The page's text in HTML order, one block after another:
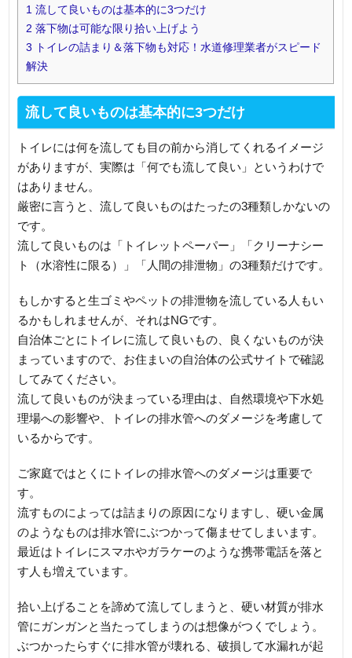
1 流して良いものは基本的に3つだけ
2 落下物は可能な限り拾い上げよう
3 トイレの詰まり＆落下物も対応！水道修理業者がスピード
解決
流して良いものは基本的に3つだけ
トイレには何を流しても目の前から消してくれるイメージ
がありますが、実際は「何でも流して良い」というわけで
はありません。
厳密に言うと、流して良いものはたったの3種類しかないの
です。
流して良いものは「トイレットペーパー」「クリーナシー
ト（水溶性に限る）」「人間の排泄物」の3種類だけです。
もしかすると生ゴミやペットの排泄物を流している人もい
るかもしれませんが、それはNGです。
自治体ごとにトイレに流して良いもの、良くないものが決
まっていますので、お住まいの自治体の公式サイトで確認
してみてください。
流して良いものが決まっている理由は、自然環境や下水処
理場への影響や、トイレの排水管へのダメージを考慮して
いるからです。
ご家庭ではとくにトイレの排水管へのダメージは重要で
す。
流すものによっては詰まりの原因になりますし、硬い金属
のようなものは排水管にぶつかって傷ませてしまいます。
最近はトイレにスマホやガラケーのような携帯電話を落と
す人も増えています。
拾い上げることを諦めて流してしまうと、硬い材質が排水
管にガンガンと当たってしまうのは想像がつくでしょう。
ぶつかったらすぐに排水管が壊れる、破損して水漏れが起